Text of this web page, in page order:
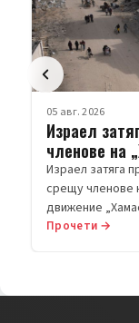
05 авг. 2026
Израел
членове на
Израел затяга
срещу членове
движение
Прочети →